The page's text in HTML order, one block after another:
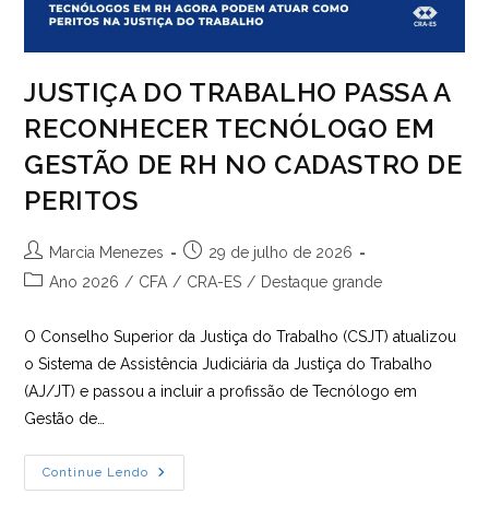
JUSTIÇA DO TRABALHO PASSA A
RECONHECER TECNÓLOGO EM
GESTÃO DE RH NO CADASTRO DE
PERITOS
Autor
do
Marcia Menezes
Post
publicado:
29 de julho de 2026
Categoria
post:
Ano 2026 / CFA / CRA-ES / Destaque grande
O Conselho Superior da Justiça do Trabalho (CSJT) atualizou
o Sistema de Assistência Judiciária da Justiça do Trabalho
(AJ/JT) e passou a incluir a profissão de Tecnólogo em
Gestão de…
Continue Lendo
JUSTIÇA
DO